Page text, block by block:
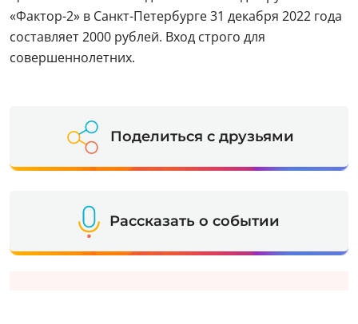
«Фактор-2» в Санкт-Петербурге 31 декабря 2022 года
составляет 2000 рублей. Вход строго для
совершеннолетних.
Поделиться с друзьями
Рассказать о событии